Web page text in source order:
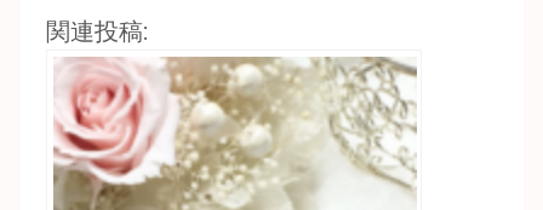
関連投稿: